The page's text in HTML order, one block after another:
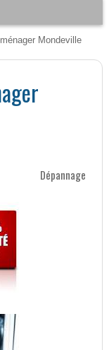
Mondeville
Dépannage